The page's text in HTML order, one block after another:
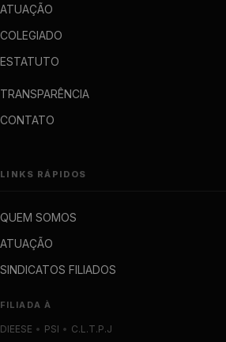
ATUAÇÃO
COLEGIADO
ESTATUTO
TRANSPARÊNCIA
CONTATO
LINKS RÁPIDOS
QUEM SOMOS
ATUAÇÃO
SINDICATOS FILIADOS
FILIADA À
DIEESE • PSI • C.L.T.P.J